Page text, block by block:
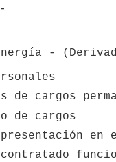
-
de cargos
de cargos
en